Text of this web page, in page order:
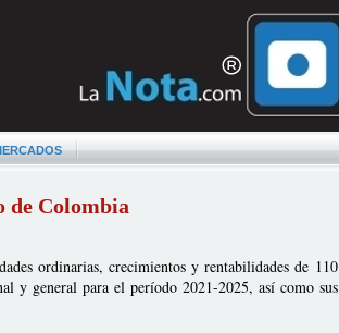
de Colombia
ordinarias, crecimientos y rentabilidades de 110
y general para el período 2021-2025, así como sus